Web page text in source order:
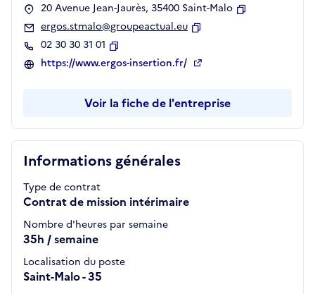
Informations générales
Type de contrat
Contrat de mission intérimaire
Nombre d'heures par semaine
35h / semaine
Localisation du poste
Saint-Malo - 35
20 Avenue Jean-Jaurès, 35400 Saint-Malo
ergos.stmalo@groupeactual.eu
02 30 30 31 01
Copier
https://www.ergos-insertion.fr/
Voir la fiche de l'entreprise